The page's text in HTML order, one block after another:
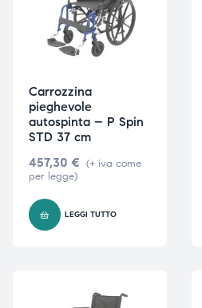
Carrozzina
pieghevole
autospinta – P Spin
STD 37 cm
457,30 € (+ iva come
per legge)
LEGGI TUTTO